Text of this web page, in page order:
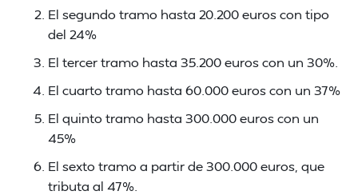
El segundo tramo hasta 20.200 euros con tipo
del 24%
El tercer tramo hasta 35.200 euros con un 30%.
El cuarto tramo hasta 60.000 euros con un 37%
El quinto tramo hasta 300.000 euros con un
45%
El sexto tramo a partir de 300.000 euros, que
tributa al 47%.